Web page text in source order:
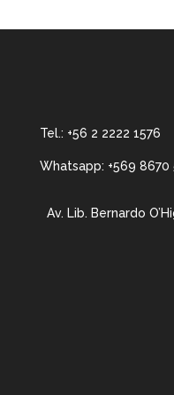
Tel.: +56 2 2222 1576
Whatsapp: +569 8670
Av. Lib. Bernardo